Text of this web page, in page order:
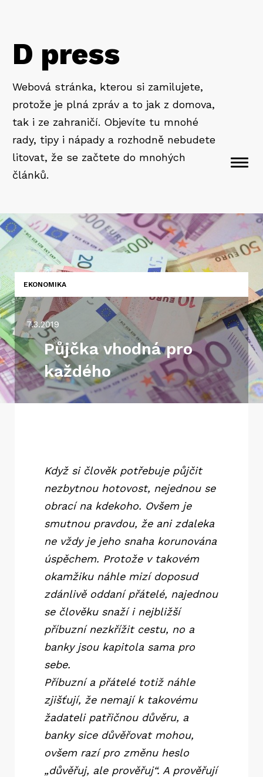
D press
Webová stránka, kterou si zamilujete,
protože je plná zpráv a to jak z domova,
tak i ze zahraničí. Objevíte tu mnohé
rady, tipy i nápady a rozhodně nebudete
litovat, že se začtete do mnohých
článků.
EKONOMIKA
7.3.2019
Půjčka vhodná pro
každého
Když si člověk potřebuje půjčit
nezbytnou hotovost, nejednou se
obrací na kdekoho. Ovšem je
smutnou pravdou, že ani zdaleka
ne vždy je jeho snaha korunována
úspěchem. Protože v takovém
okamžiku náhle mizí doposud
zdánlivě oddaní přátelé, najednou
se člověku snaží i nejbližší
příbuzní nezkřížit cestu, no a
banky jsou kapitola sama pro
sebe.
Příbuzní a přátelé totiž náhle
zjišťují, že nemají k takovému
žadateli patřičnou důvěru, a
banky sice důvěřovat mohou,
ovšem razí pro změnu heslo
„důvěřuj, ale prověřuj“. A prověřují